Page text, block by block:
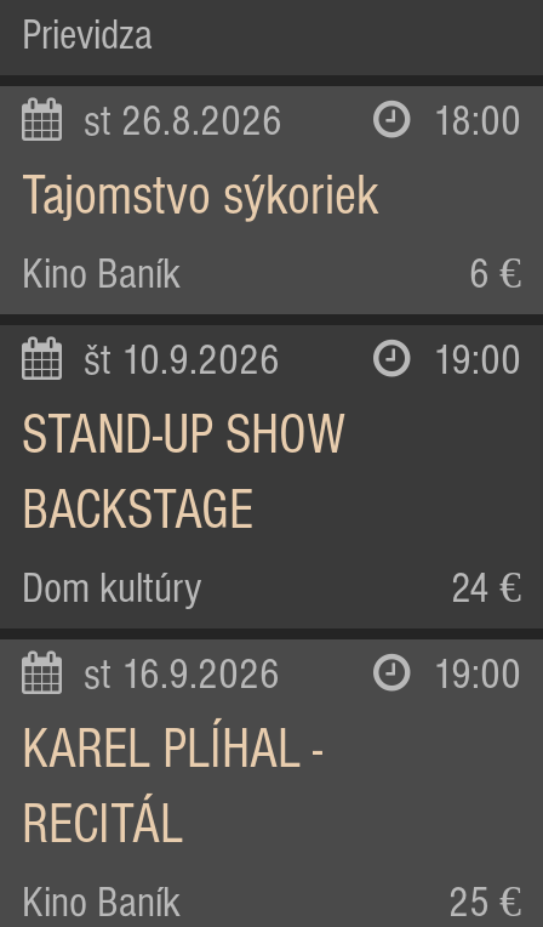
Prievidza
st 26.8.2026 18:00
Tajomstvo sýkoriek
Kino Baník 6 €
št 10.9.2026 19:00
STAND-UP SHOW
BACKSTAGE
Dom kultúry 24 €
st 16.9.2026 19:00
KAREL PLÍHAL -
RECITÁL
Kino Baník 25 €